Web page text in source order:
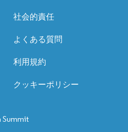
社会的責任
よくある質問
利用規約
クッキーポリシー
Summit